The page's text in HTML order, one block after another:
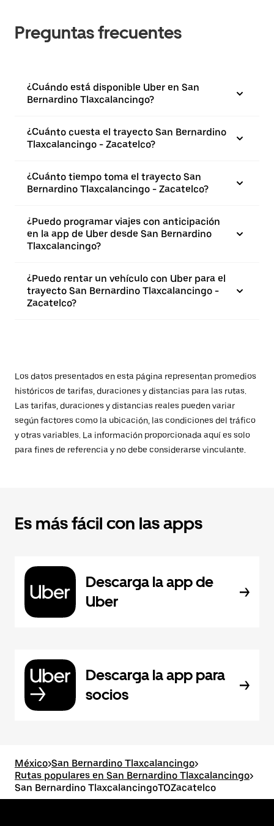
Preguntas frecuentes
¿Cuándo está disponible Uber en San
Bernardino Tlaxcalancingo?
¿Cuánto cuesta el trayecto San Bernardino
Tlaxcalancingo - Zacatelco?
¿Cuánto tiempo toma el trayecto San
Bernardino Tlaxcalancingo - Zacatelco?
¿Puedo programar viajes con anticipación
en la app de Uber desde San Bernardino
Tlaxcalancingo?
¿Puedo rentar un vehículo con Uber para el
trayecto San Bernardino Tlaxcalancingo -
Zacatelco?
Los datos presentados en esta página representan promedios
históricos de tarifas, duraciones y distancias para las rutas.
Las tarifas, duraciones y distancias reales pueden variar
según factores como la ubicación, las condiciones del tráfico
y otras variables. La información proporcionada aquí es solo
para fines de referencia y no debe considerarse vinculante.
Es más fácil con las apps
Descarga la app de
Uber
Descarga la app para
socios
México>San Bernardino Tlaxcalancingo>
Rutas populares en San Bernardino Tlaxcalancingo>
San Bernardino TlaxcalancingoTOZacatelco